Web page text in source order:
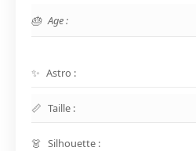
Age :
Astro :
Taille :
Silhouette :